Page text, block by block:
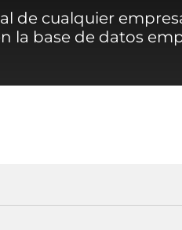
de cualquier
la base de datos